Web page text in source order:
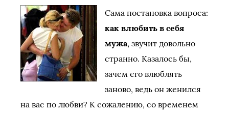
Сама постановка вопроса:
как влюбить в себя
мужа, звучит довольно
странно. Казалось бы,
зачем его влюблять
заново, ведь он женился
на вас по любви? К сожалению, со временем